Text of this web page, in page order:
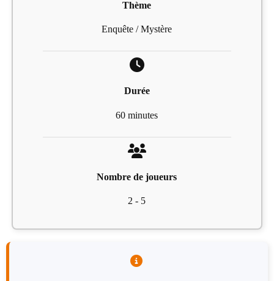
Thème
Enquête / Mystère
Durée
60 minutes
Nombre de joueurs
2 - 5